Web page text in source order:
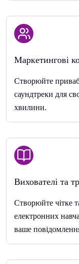
Маркетингові
Створюйте
саундтреки для
хвилини.
Вихователі та
Створюйте чітке
електронних
ваше